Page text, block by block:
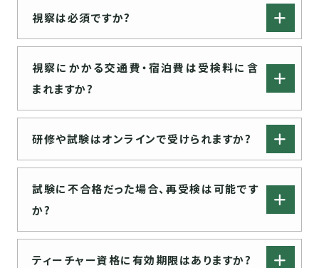
視察は必須ですか?
視察にかかる交通費・宿泊費は受検料に含
まれますか?
研修や試験はオンラインで受けられますか?
試験に不合格だった場合、再受検は可能です
か?
ティーチャー資格に有効期限はありますか?